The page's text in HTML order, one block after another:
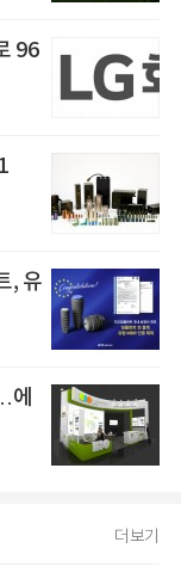
96
, 유
에
더보기